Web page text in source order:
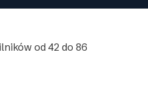
od 42 do 86